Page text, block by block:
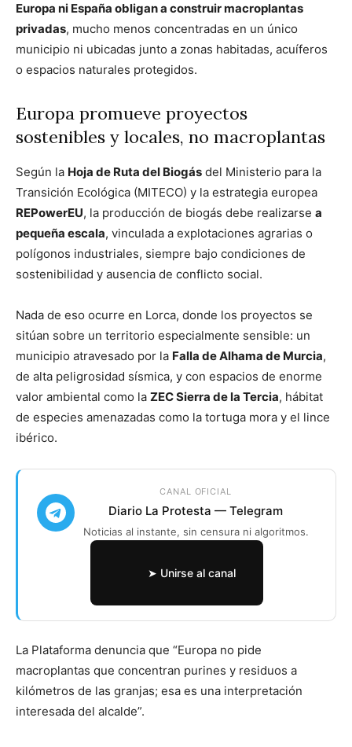
Europa ni España obligan a construir macroplantas
privadas, mucho menos concentradas en un único
municipio ni ubicadas junto a zonas habitadas, acuíferos
o espacios naturales protegidos.
Europa promueve proyectos
sostenibles y locales, no macroplantas
Según la Hoja de Ruta del Biogás del Ministerio para la
Transición Ecológica (MITECO) y la estrategia europea
REPowerEU, la producción de biogás debe realizarse a
pequeña escala, vinculada a explotaciones agrarias o
polígonos industriales, siempre bajo condiciones de
sostenibilidad y ausencia de conflicto social.
Nada de eso ocurre en Lorca, donde los proyectos se
sitúan sobre un territorio especialmente sensible: un
municipio atravesado por la Falla de Alhama de Murcia,
de alta peligrosidad sísmica, y con espacios de enorme
valor ambiental como la ZEC Sierra de la Tercia, hábitat
de especies amenazadas como la tortuga mora y el lince
ibérico.
CANAL OFICIAL
Diario La Protesta — Telegram
Noticias al instante, sin censura ni algoritmos.
➤ Unirse al canal
La Plataforma denuncia que “Europa no pide
macroplantas que concentran purines y residuos a
kilómetros de las granjas; esa es una interpretación
interesada del alcalde”.